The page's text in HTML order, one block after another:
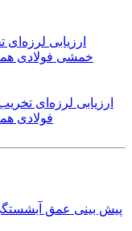
ارزیابی لرزه‌ای
فولادی